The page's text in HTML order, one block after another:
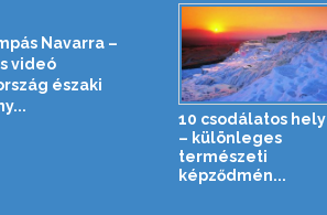
Navarra –
videó
északi
10 csodálatos hely
– különleges
természeti
képződmén...